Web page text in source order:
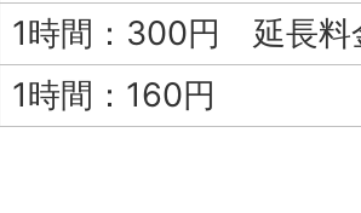
1時間：300円 延長料
1時間：160円